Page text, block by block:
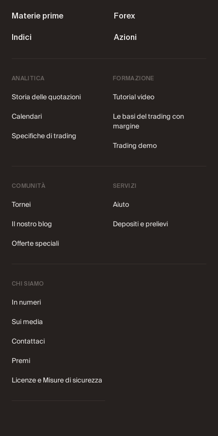
Materie prime Forex
Indici Azioni
ANALITICA
Storia delle quotazioni
Calendari
Specifiche di trading
FORMAZIONE
Tutorial video
Le basi del trading con
margine
Trading demo
COMUNITÀ
Tornei
Il nostro blog
Offerte speciali
SERVIZI
Aiuto
Depositi e prelievi
CHI SIAMO
In numeri
Sui media
Contattaci
Premi
Licenze e Misure di sicurezza
carriere nel trading
Unisciti a IQ Option — il broker preferito da
trader in 180 paesi.